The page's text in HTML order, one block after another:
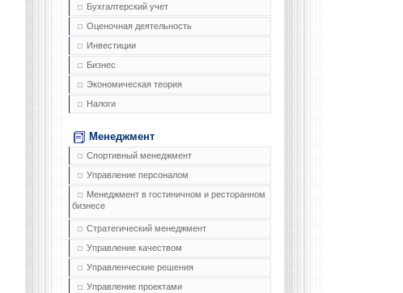
Бухгалтерский учет
Оценочная деятельность
Инвестиции
Бизнес
Экономическая теория
Налоги
Менеджмент
Спортивный менеджмент
Управление персоналом
Менеджмент в гостиничном и ресторанном
бизнесе
Стратегический менеджмент
Управление качеством
Управленческие решения
Управление проектами